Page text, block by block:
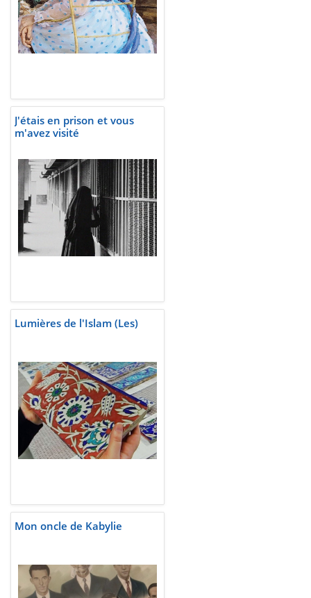
J'étais en prison et vous
m'avez visité
Lumières de l'Islam (Les)
Mon oncle de Kabylie